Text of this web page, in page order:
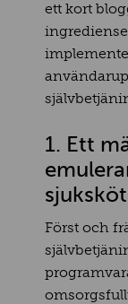
ett kort
1. Ett
Först och